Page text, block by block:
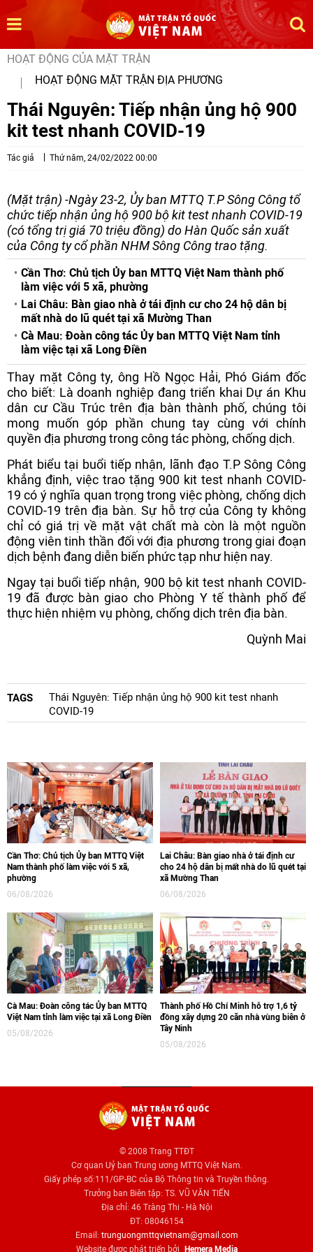
HOẠT ĐỘNG CỦA MẶT TRẬN
HOẠT ĐỘNG MẶT TRẬN ĐỊA PHƯƠNG
Thái Nguyên: Tiếp nhận ủng hộ 900
kit test nhanh COVID-19
Tác giả Thứ năm, 24/02/2022 00:00
(Mặt trận) -Ngày 23-2, Ủy ban MTTQ T.P Sông Công tổ
chức tiếp nhận ủng hộ 900 bộ kit test nhanh COVID-19
(có tổng trị giá 70 triệu đồng) do Hàn Quốc sản xuất
của Công ty cổ phần NHM Sông Công trao tặng.
Cần Thơ: Chủ tịch Ủy ban MTTQ Việt Nam thành phố
làm việc với 5 xã, phường
Lai Châu: Bàn giao nhà ở tái định cư cho 24 hộ dân bị
mất nhà do lũ quét tại xã Mường Than
Cà Mau: Đoàn công tác Ủy ban MTTQ Việt Nam tỉnh
làm việc tại xã Long Điền
Thay mặt Công ty, ông Hồ Ngọc Hải, Phó Giám đốc
cho biết: Là doanh nghiệp đang triển khai Dự án Khu
dân cư Cầu Trúc trên địa bàn thành phố, chúng tôi
mong muốn góp phần chung tay cùng với chính
quyền địa phương trong công tác phòng, chống dịch.
Phát biểu tại buổi tiếp nhận, lãnh đạo T.P Sông Công
khẳng định, việc trao tặng 900 kit test nhanh COVID-
19 có ý nghĩa quan trọng trong việc phòng, chống dịch
COVID-19 trên địa bàn. Sự hỗ trợ của Công ty không
chỉ có giá trị về mặt vật chất mà còn là một nguồn
động viên tinh thần đối với địa phương trong giai đoạn
dịch bệnh đang diễn biến phức tạp như hiện nay.
Ngay tại buổi tiếp nhận, 900 bộ kit test nhanh COVID-
19 đã được bàn giao cho Phòng Y tế thành phố để
thực hiện nhiệm vụ phòng, chống dịch trên địa bàn.
Quỳnh Mai
TAGS
Thái Nguyên: Tiếp nhận ủng hộ 900 kit test nhanh
COVID-19
Cần Thơ: Chủ tịch Ủy ban MTTQ Việt
Nam thành phố làm việc với 5 xã,
phường
06/08/2026
Lai Châu: Bàn giao nhà ở tái định cư
cho 24 hộ dân bị mất nhà do lũ quét tại
xã Mường Than
06/08/2026
Cà Mau: Đoàn công tác Ủy ban MTTQ
Việt Nam tỉnh làm việc tại xã Long Điền
05/08/2026
Thành phố Hồ Chí Minh hỗ trợ 1,6 tỷ
đồng xây dựng 20 căn nhà vùng biên ở
Tây Ninh
05/08/2026
© 2008 Trang TTĐT
Cơ quan Uỷ ban Trung ương MTTQ Việt Nam.
Giấy phép số:111/GP-BC của Bộ Thông tin và Truyền thông.
Trưởng ban Biên tập: TS. VŨ VĂN TIẾN
Địa chỉ: 46 Tràng Thi - Hà Nội
ĐT: 08046154
Email: trunguongmttqvietnam@gmail.com
Website được phát triển bởi Hemera Media